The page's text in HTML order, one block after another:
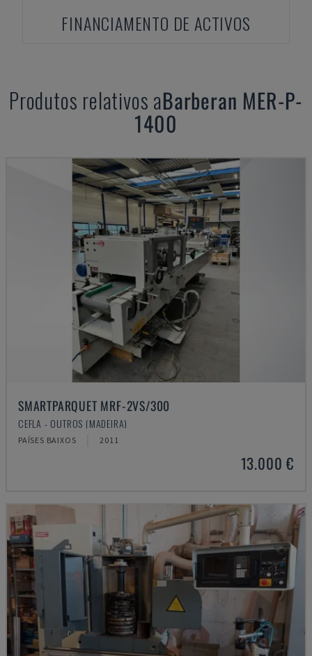
FINANCIAMENTO DE ACTIVOS
Produtos relativos aBarberan MER-P-
1400
SMARTPARQUET MRF-2VS/300
CEFLA - OUTROS (MADEIRA)
PAÍSES BAIXOS 2011
13.000 €